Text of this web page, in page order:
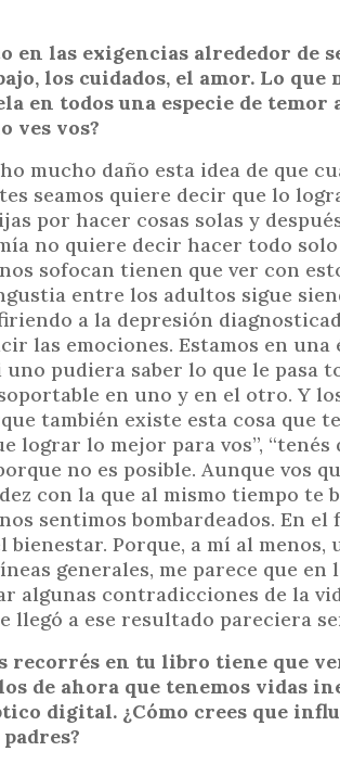
en las exigencias alrededor de
los cuidados, el amor. Lo que
en todos una especie de
ves vos?
mucho daño esta idea de que
seamos quiere decir que lo
por hacer cosas solas y
no quiere decir hacer todo
sofocan tienen que ver con
entre los adultos sigue
a la depresión
las emociones. Estamos en una
pudiera saber lo que le pasa
en uno y en el otro. Y
también existe esta cosa que
lograr lo mejor para vos”,
no es posible. Aunque vos
con la que al mismo tiempo te
sentimos bombardeados. En
bienestar. Porque, a mí al
generales, me parece que
algunas contradicciones de la
llegó a ese resultado pareciera
recorrés en tu libro tiene que
de ahora que tenemos vidas
digital. ¿Cómo crees que